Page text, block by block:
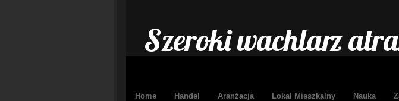
Szeroki wachlarz
Home Handel Aranżacja Lokal Mieszkalny Nauka